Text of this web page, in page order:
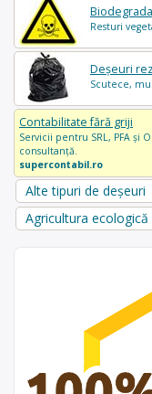
Resturi
Deșeuri
Scutece,
Contabilitate fără griji
Servicii pentru SRL, PFA și
consultanță.
supercontabil.ro
Alte tipuri de deșeuri
Agricultura ecologică